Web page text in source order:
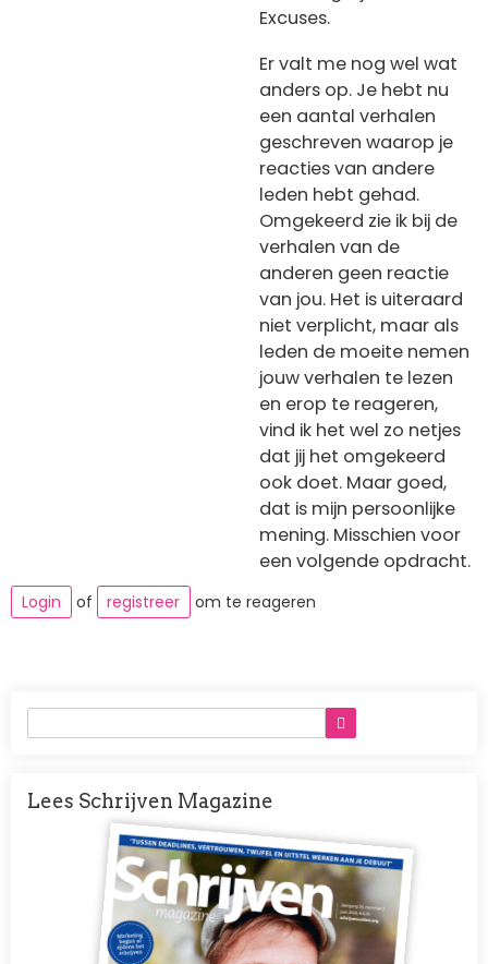
Excuses.
Er valt me nog wel wat
anders op. Je hebt nu
een aantal verhalen
geschreven waarop je
reacties van andere
leden hebt gehad.
Omgekeerd zie ik bij de
verhalen van de
anderen geen reactie
van jou. Het is uiteraard
niet verplicht, maar als
leden de moeite nemen
jouw verhalen te lezen
en erop te reageren,
vind ik het wel zo netjes
dat jij het omgekeerd
ook doet. Maar goed,
dat is mijn persoonlijke
mening. Misschien voor
een volgende opdracht.
Login of registreer om te reageren
Lees Schrijven Magazine
Afbeelding